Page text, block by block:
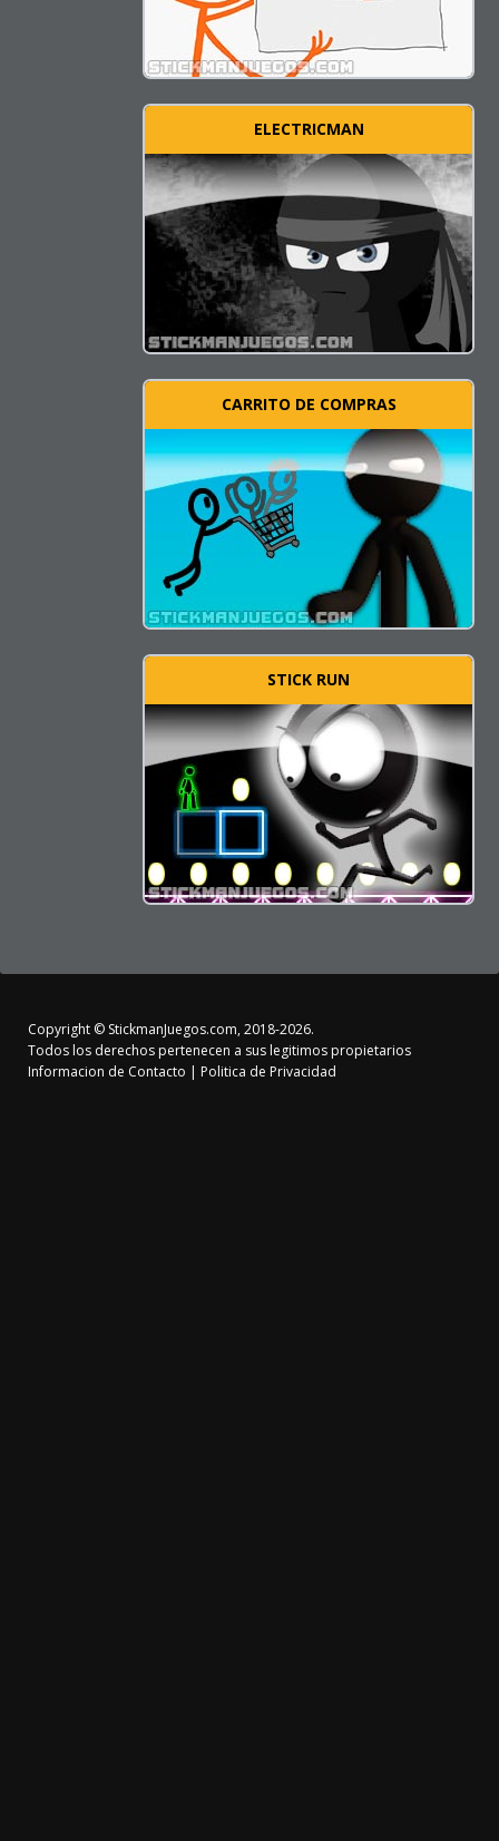
ELECTRICMAN
CARRITO DE COMPRAS
STICK RUN
Copyright © StickmanJuegos.com, 2018-2026.
Todos los derechos pertenecen a sus legitimos propietarios
Informacion de Contacto | Politica de Privacidad